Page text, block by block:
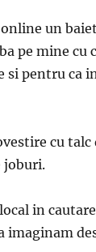
un
pe mine cu
si pentru ca
cu
joburi.
in